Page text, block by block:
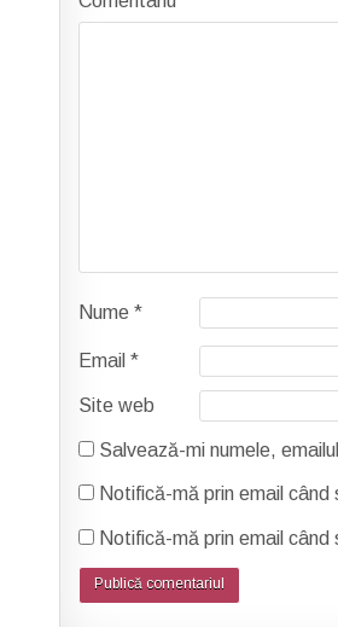
Nume*
Email*
Site web
Salvează-mi numele,
Notifică-mă prin email
Notifică-mă prin email